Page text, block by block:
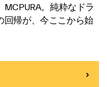
。純粋なドラ
回帰が、今ここから始